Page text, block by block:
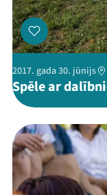
2017. gada 30. jūnijs
Spēle ar